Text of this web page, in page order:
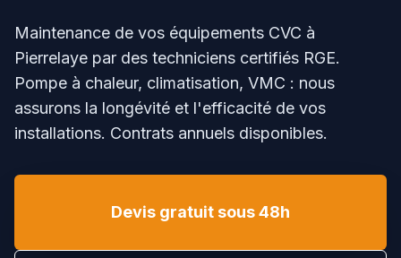
Maintenance de vos équipements CVC à
Pierrelaye par des techniciens certifiés RGE.
Pompe à chaleur, climatisation, VMC : nous
assurons la longévité et l'efficacité de vos
installations. Contrats annuels disponibles.
Devis gratuit sous 48h